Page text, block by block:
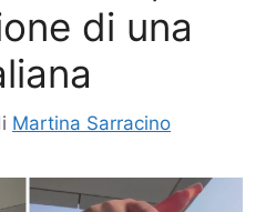
di una
Martina Sarracino